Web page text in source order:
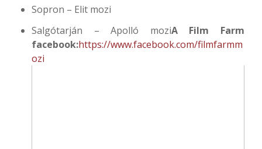
Sopron – Elit mozi
Salgótarján – Apolló moziA Film Farm
facebook:https://www.facebook.com/filmfarmm
ozi